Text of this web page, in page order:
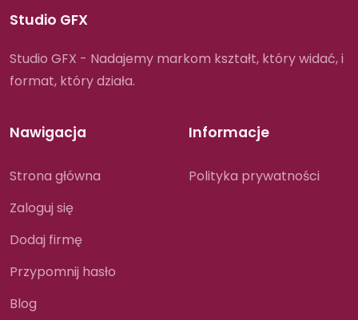
Studio GFX
Studio GFX - Nadajemy markom kształt, który widać, i
format, który działa.
Nawigacja
Strona główna
Zaloguj się
Dodaj firmę
Przypomnij hasło
Blog
Informacje
Polityka prywatności